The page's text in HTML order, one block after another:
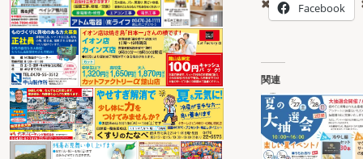
Facebook
関連